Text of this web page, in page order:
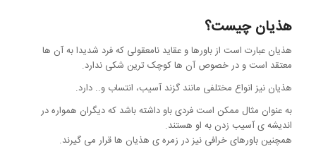
هذیان چیست؟
هذیان عبارت است از باورها و عقاید نامعقولی که فرد شدیدا به آن ها
معتقد است و در خصوص آن ها کوچک ترین شکی ندارد.
هذیان نیز انواع مختلفی مانند گزند آسیب، انتساب و.. دارد.
به عنوان مثال ممکن است فردی باو داشته باشد که دیگران همواره در
اندیشه ی آسیب زدن به او هستند.
همچنین باورهای خرافی نیز در زمره ی هذیان ها قرار می گیرند.